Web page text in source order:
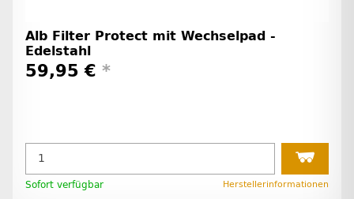
Alb Filter Protect mit Wechselpad -
Edelstahl
59,95 € *
Sofort verfügbar Herstellerinformationen